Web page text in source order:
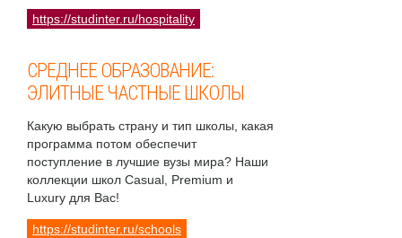
https://studinter.ru/hospitality
СРЕДНЕЕ ОБРАЗОВАНИЕ:
ЭЛИТНЫЕ ЧАСТНЫЕ ШКОЛЫ
Какую выбрать страну и тип школы, какая
программа потом обеспечит
поступление в лучшие вузы мира? Наши
коллекции школ Casual, Premium и
Luxury для Вас!
https://studinter.ru/schools